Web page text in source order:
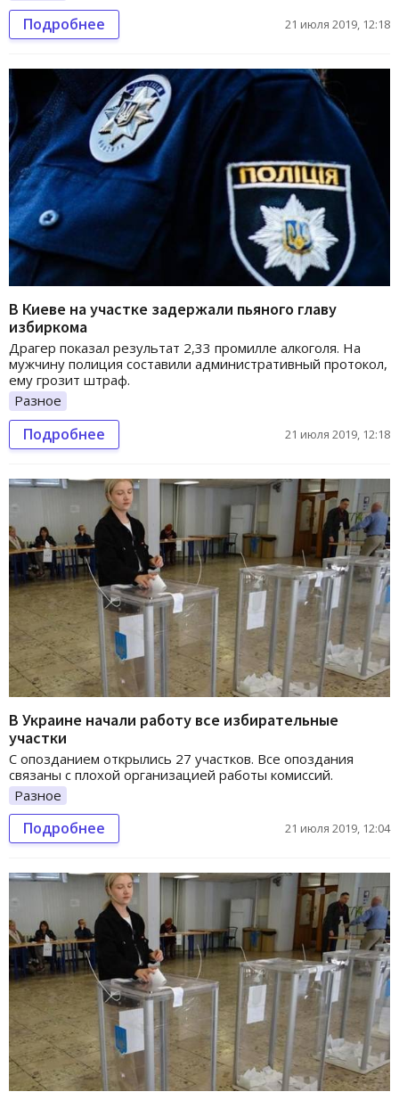
Подробнее 21 июля 2019, 12:18
В Киеве на участке задержали пьяного главу
избиркома
Драгер показал результат 2,33 промилле алкоголя. На
мужчину полиция составили административный протокол,
ему грозит штраф.
Разное
Подробнее 21 июля 2019, 12:18
В Украине начали работу все избирательные
участки
С опозданием открылись 27 участков. Все опоздания
связаны с плохой организацией работы комиссий.
Разное
Подробнее 21 июля 2019, 12:04